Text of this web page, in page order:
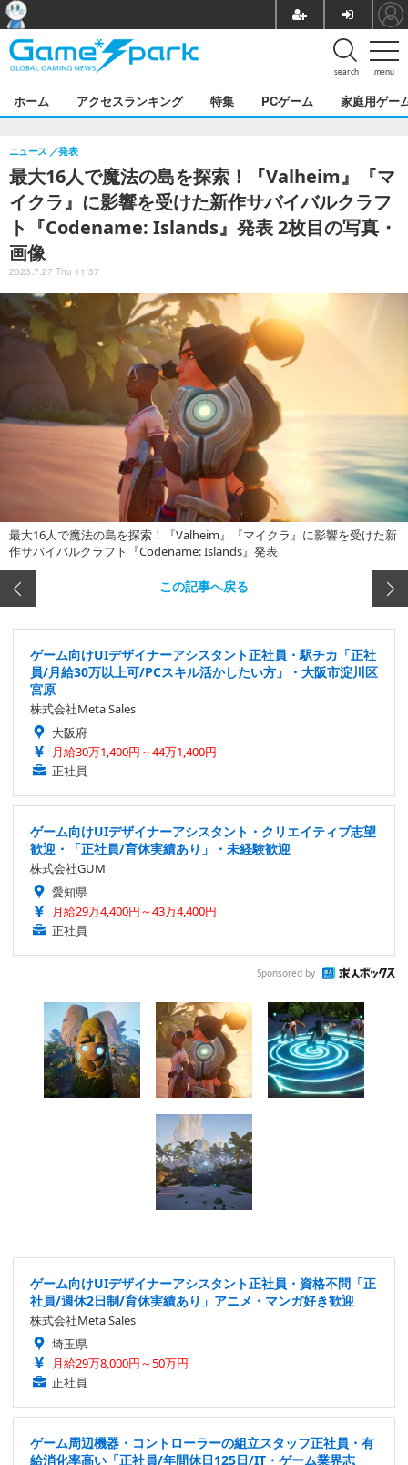
menu
search
ホーム アクセスランキング 特集 PCゲーム 家庭用ゲー
最大16人で魔法の島を探索！『Valheim』『マ
イクラ』に影響を受けた新作サバイバルクラフ
ト『Codename: Islands』発表 2枚目の写真・
画像
ニュース 発表
2023.7.27 Thu 11:37
最大16人で魔法の島を探索！『Valheim』『マイクラ』に影響を受けた新
作サバイバルクラフト『Codename: Islands』発表
この記事へ戻る
ゲーム向けUIデザイナーアシスタント正社員・駅チカ「正社
員/月給30万以上可/PCスキル活かしたい方」・大阪市淀川区
宮原
株式会社Meta Sales
大阪府
月給30万1,400円～44万1,400円
正社員
ゲーム向けUIデザイナーアシスタント・クリエイティブ志望
歓迎・「正社員/育休実績あり」・未経験歓迎
株式会社GUM
愛知県
月給29万4,400円～43万4,400円
正社員
Sponsored by
ゲーム向けUIデザイナーアシスタント正社員・資格不問「正
社員/週休2日制/育休実績あり」アニメ・マンガ好き歓迎
株式会社Meta Sales
埼玉県
月給29万8,000円～50万円
正社員
ゲーム周辺機器・コントローラーの組立スタッフ正社員・有
給消化率高い「正社員/年間休日125日/IT・ゲーム業界志